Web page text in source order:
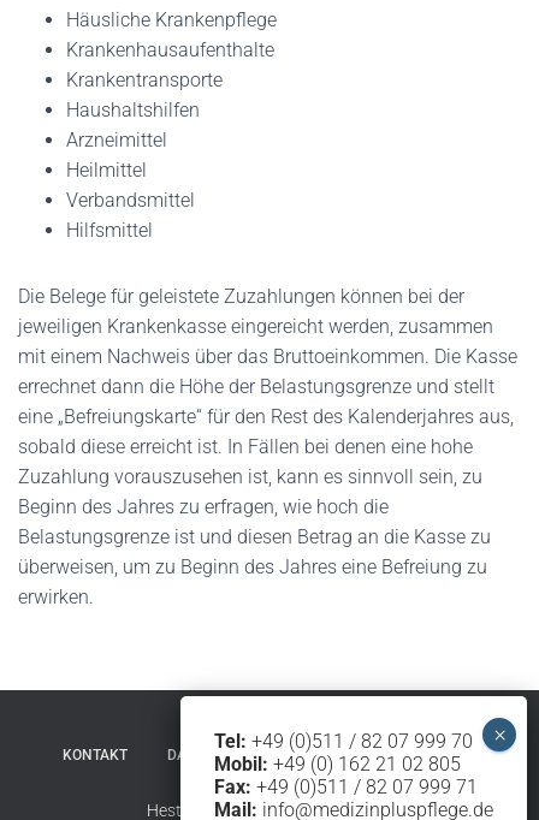
Häusliche Krankenpflege
Krankenhausaufenthalte
Krankentransporte
Haushaltshilfen
Arzneimittel
Heilmittel
Verbandsmittel
Hilfsmittel
Die Belege für geleistete Zuzahlungen können bei der
jeweiligen Krankenkasse eingereicht werden, zusammen
mit einem Nachweis über das Bruttoeinkommen. Die Kasse
errechnet dann die Höhe der Belastungsgrenze und stellt
eine „Befreiungskarte“ für den Rest des Kalenderjahres aus,
sobald diese erreicht ist. In Fällen bei denen eine hohe
Zuzahlung vorauszusehen ist, kann es sinnvoll sein, zu
Beginn des Jahres zu erfragen, wie hoch die
Belastungsgrenze ist und diesen Betrag an die Kasse zu
überweisen, um zu Beginn des Jahres eine Befreiung zu
erwirken.
KONTAKT DATENSCHUTZERKLÄRUNG IMPRESSUM
Hestia | Entwickelt vonThemeIsle
Tel: +49 (0)511 / 82 07 999 70
Mobil: +49 (0) 162 21 02 805
Fax: +49 (0)511 / 82 07 999 71
Mail: info@medizinpluspflege.de